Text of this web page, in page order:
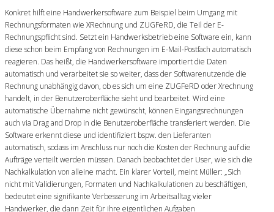
Konkret hilft eine Handwerkersoftware zum Beispiel beim Umgang mit
Rechnungsformaten wie XRechnung und ZUGFeRD, die Teil der E-
Rechnungspflicht sind. Setzt ein Handwerksbetrieb eine Software ein, kann
diese schon beim Empfang von Rechnungen im E-Mail-Postfach automatisch
reagieren. Das heißt, die Handwerkersoftware importiert die Daten
automatisch und verarbeitet sie so weiter, dass der Softwarenutzende die
Rechnung unabhängig davon, ob es sich um eine ZUGFeRD oder Xrechnung
handelt, in der Benutzeroberfläche sieht und bearbeitet. Wird eine
automatische Übernahme nicht gewünscht, können Eingangsrechnungen
auch via Drag and Drop in die Benutzeroberfläche transferiert werden. Die
Software erkennt diese und identifiziert bspw. den Lieferanten
automatisch, sodass im Anschluss nur noch die Kosten der Rechnung auf die
Aufträge verteilt werden müssen. Danach beobachtet der User, wie sich die
Nachkalkulation von alleine macht. Ein klarer Vorteil, meint Müller: „Sich
nicht mit Validierungen, Formaten und Nachkalkulationen zu beschäftigen,
bedeutet eine signifikante Verbesserung im Arbeitsalltag vieler
Handwerker, die dann Zeit für ihre eigentlichen Aufgaben